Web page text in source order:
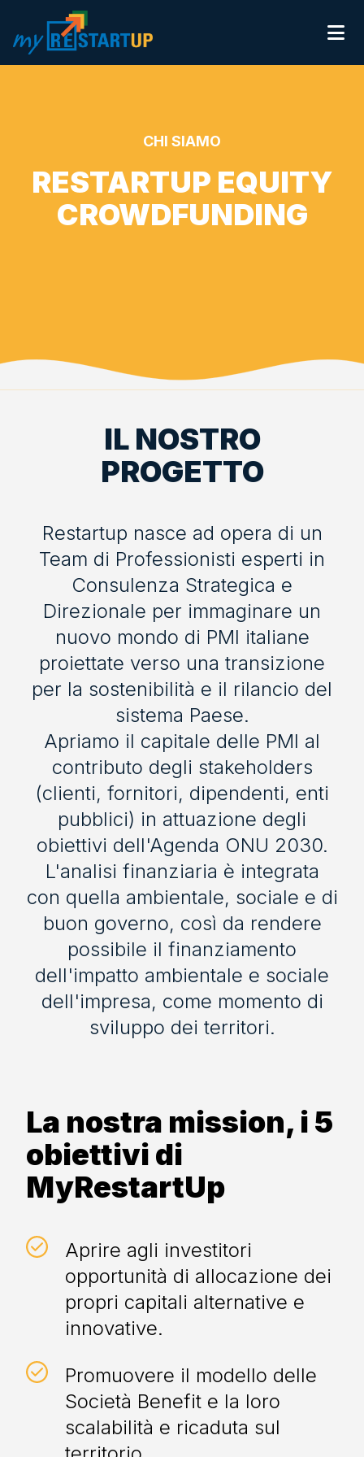
REGISTRATI
CHI SIAMO
RESTARTUP EQUITY
CROWDFUNDING
IL NOSTRO
PROGETTO
Restartup nasce ad opera di un
Team di Professionisti esperti in
Consulenza Strategica e
Direzionale per immaginare un
nuovo mondo di PMI italiane
proiettate verso una transizione
per la sostenibilità e il rilancio del
sistema Paese.
Apriamo il capitale delle PMI al
contributo degli stakeholders
(clienti, fornitori, dipendenti, enti
pubblici) in attuazione degli
obiettivi dell'Agenda ONU 2030.
L'analisi finanziaria è integrata
con quella ambientale, sociale e di
buon governo, così da rendere
possibile il finanziamento
dell'impatto ambientale e sociale
dell'impresa, come momento di
sviluppo dei territori.
La nostra mission, i 5
obiettivi di
MyRestartUp
Aprire agli investitori
opportunità di allocazione dei
propri capitali alternative e
innovative.
Promuovere il modello delle
Società Benefit e la loro
scalabilità e ricaduta sul